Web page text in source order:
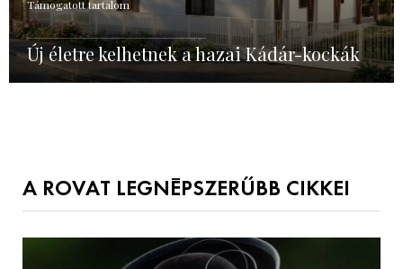
Támogatott tartalom
Új életre kelhetnek a hazai Kádár-kockák
A ROVAT LEGNÉPSZERŰBB CIKKEI